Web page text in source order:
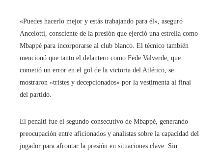
«Puedes hacerlo mejor y estás trabajando para él», aseguró
Ancelotti, consciente de la presión que ejerció una estrella como
Mbappé para incorporarse al club blanco. El técnico también
mencionó que tanto el delantero como Fede Valverde, que
cometió un error en el gol de la victoria del Atlético, se
mostraron «tristes y decepcionados» por la vestimenta al final
del partido.
El penalti fue el segundo consecutivo de Mbappé, generando
preocupación entre aficionados y analistas sobre la capacidad del
jugador para afrontar la presión en situaciones clave. Sin